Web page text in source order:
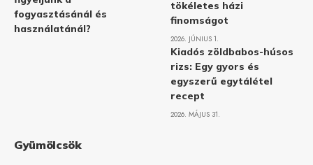
fogyasztásánál és
használatánál?
tökéletes házi
finomságot
2026. JÚNIUS 1.
Kiadós zöldbabos-húsos
rizs: Egy gyors és
egyszerű egytálétel
recept
2026. MÁJUS 31.
Gyümölcsök